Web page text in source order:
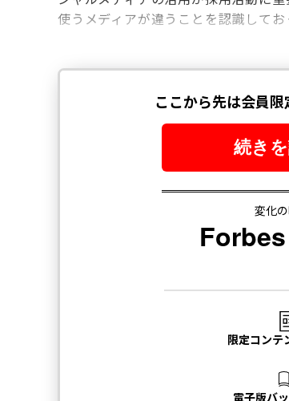
使うメディアが違うことを認識してお